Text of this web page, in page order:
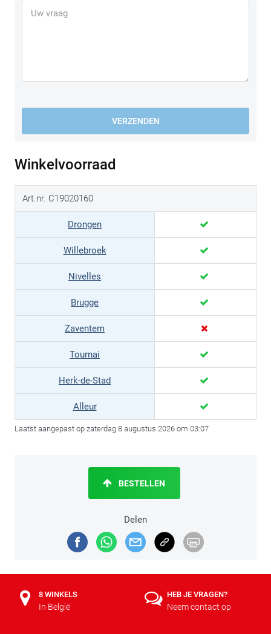
VERZENDEN
Winkelvoorraad
Art.nr. C19020160
Drongen
Willebroek
Nivelles
Brugge
Zaventem
Tournai
Herk-de-Stad
Alleur
Laatst aangepast op zaterdag 8 augustus 2026 om 03:07
Delen
BESTELLEN
8 WINKELS
In België
HEB JE VRAGEN?
Neem contact op